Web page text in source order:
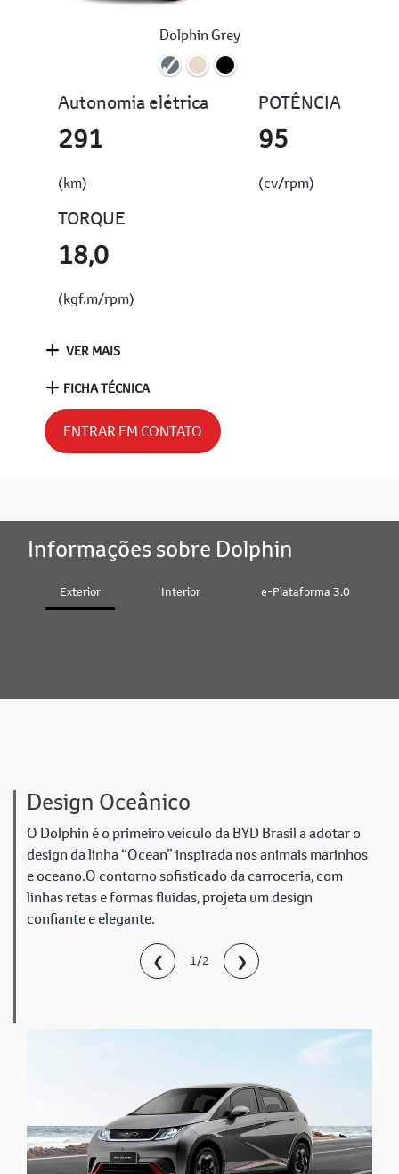
Dolphin Grey
Autonomia elétrica
291
(km)
POTÊNCIA
95
(cv/rpm)
TORQUE
18,0
(kgf.m/rpm)
VER MAIS
FICHA TÉCNICA
ENTRAR EM CONTATO
Informações sobre Dolphin
Exterior Interior e-Plataforma 3.0
Design Oceânico
O Dolphin é o primeiro veículo da BYD Brasil a adotar o
design da linha “Ocean” inspirada nos animais marinhos
e oceano.O contorno sofisticado da carroceria, com
linhas retas e formas fluidas, projeta um design
confiante e elegante.
❮ 1/2 ❯